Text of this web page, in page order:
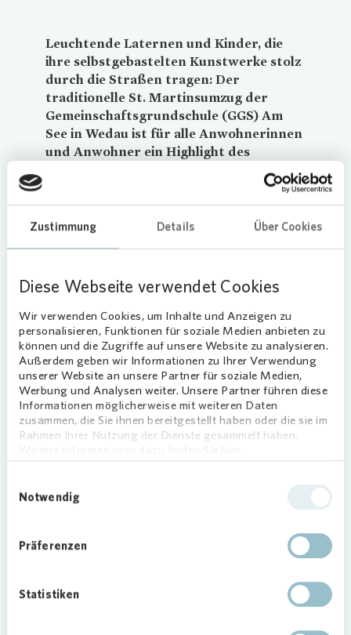
Zustimmung Details Über Cookies
Diese Webseite verwendet Cookies
Wir verwenden Cookies, um Inhalte und Anzeigen zu
personalisieren, Funktionen für soziale Medien anbieten zu
können und die Zugriffe auf unsere Website zu analysieren.
Außerdem geben wir Informationen zu Ihrer Verwendung
unserer Website an unsere Partner für soziale Medien,
Werbung und Analysen weiter. Unsere Partner führen diese
Informationen möglicherweise mit weiteren Daten
zusammen, die Sie ihnen bereitgestellt haben oder die sie im
Rahmen Ihrer Nutzung der Dienste gesammelt haben.
Notwendig
Präferenzen
Statistiken
Leuchtende Laternen und Kinder, die
ihre selbstgebastelten Kunstwerke stolz
durch die Straßen tragen: Der
traditionelle St. Martinsumzug der
Gemeinschaftsgrundschule (GGS) Am
See in Wedau ist für alle Anwohnerinnen
und Anwohner ein Highlight des
Herbstes. Damit auch in diesem Jahr
wieder Jung und Alt gemeinsam feiern
konnten, unterstützteVonoviaden
Umzug mit einer Spende über 800 Euro.
dem Verkauf von Punsch und Würstchen für das
leibliche Wohl der Teilnehmerinnen und
Teilnehmer. Die zusätzlichen Kosten für
Spielmannszug, Pferd, Weckmänner, Fackeln und
Dekoration übernahmVonovia. Marc Otten,
Vorsitzender des Fördervereins, betont die
Bedeutung der Kooperation: „Ohne die Spende
Familien einen unvergesslichen St. Martinsabend
„Wir freuen uns, dass wir mit unserer
dieser schöne Brauch auch weiterhin alle
Generationen in Wedau zusammenbringt“, erklärt